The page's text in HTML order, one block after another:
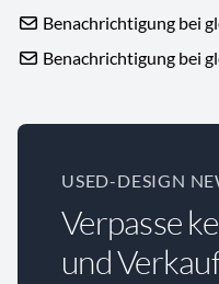
Benachrichtigung bei
Benachrichtigung bei
USED-DESIGN
Verpasse
und